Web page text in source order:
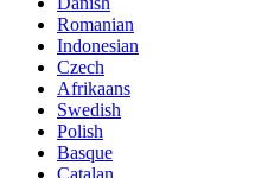
Romanian
Indonesian
Czech
Afrikaans
Swedish
Polish
Basque